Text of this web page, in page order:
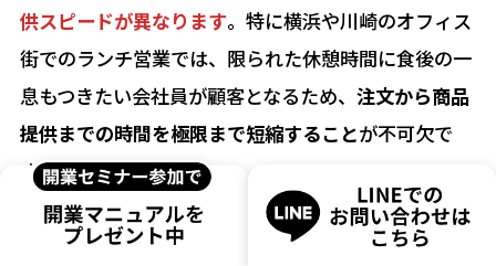
供スピードが異なります。特に横浜や川崎のオフィス
街でのランチ営業では、限られた休憩時間に食後の一
息もつきたい会社員が顧客となるため、注文から商品
提供までの時間を極限まで短縮することが不可欠で
す。
一方で、みなとみらいや鎌倉などの観光地では、調理